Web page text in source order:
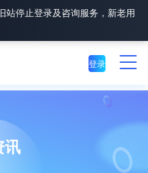
站停止登录及咨询服务，新老用
登录
讯